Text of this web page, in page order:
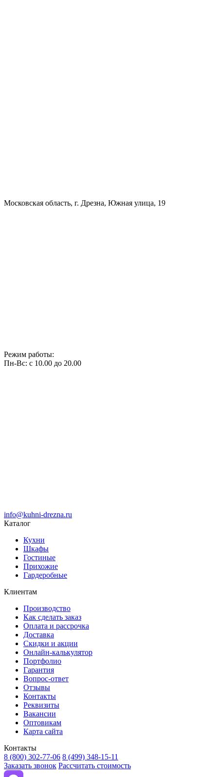
Московская область, г. Дрезна, Южная улица, 19
Режим работы:
Пн-Вс: с 10.00 до 20.00
info@kuhni-drezna.ru
Каталог
Кухни
Шкафы
Гостиные
Прихожие
Гардеробные
Клиентам
Производство
Как сделать заказ
Оплата и рассрочка
Доставка
Скидки и акции
Онлайн-калькулятор
Портфолио
Гарантия
Вопрос-ответ
Отзывы
Контакты
Реквизиты
Вакансии
Оптовикам
Карта сайта
Контакты
8 (800) 302-77-06 8 (499) 348-15-11
Заказать звонок Рассчитать стоимость